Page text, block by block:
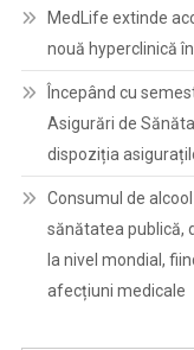
MedLife extinde
nouă hyperclinică
Începând cu
Asigurări de
dispoziția
Consumul de
sănătatea publică,
la nivel mondial,
afecțiuni medicale